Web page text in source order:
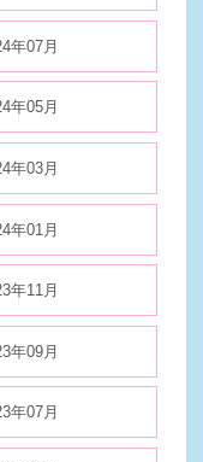
年07月
年05月
年03月
年01月
年11月
年09月
年07月